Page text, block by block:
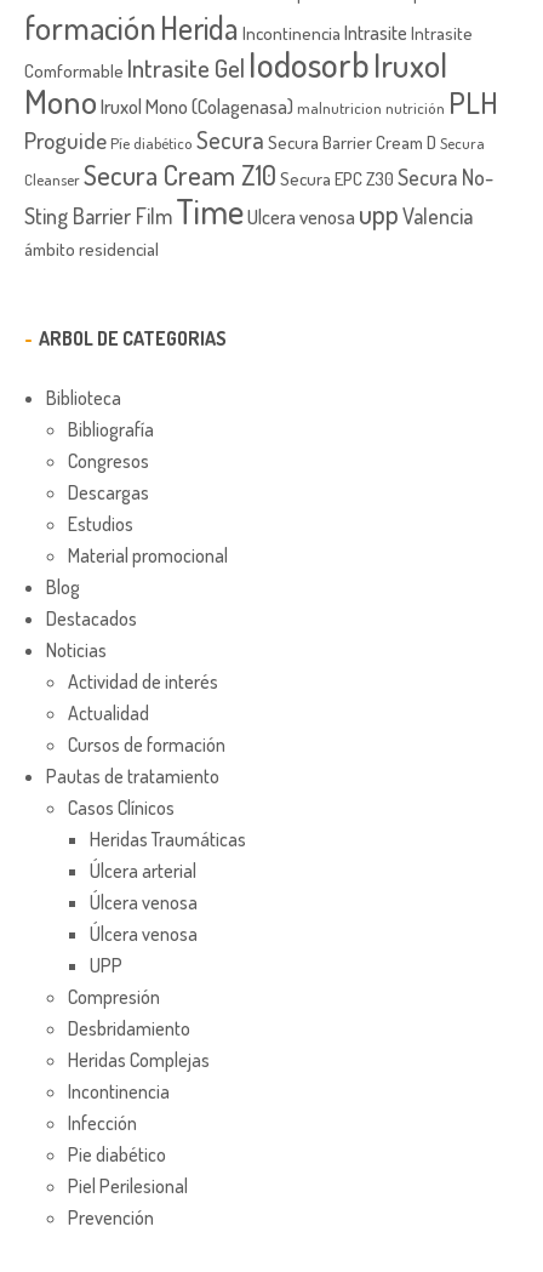
formaciónHerida Incontinencia Intrasite Intrasite
Comformable Intrasite Gel IodosorbIruxol
MonoIruxol Mono (Colagenasa) malnutricion nutrición PLH
Proguide Píe diabético Secura Secura Barrier Cream D Secura
CleanserSecura Cream Z10 Secura EPC Z30 Secura No-
Sting Barrier FilmTimeUlcera venosa uppValencia
ámbito residencial
ARBOL DE CATEGORIAS
Biblioteca
Bibliografía
Congresos
Descargas
Estudios
Material promocional
Blog
Destacados
Noticias
Actividad de interés
Actualidad
Cursos de formación
Pautas de tratamiento
Casos Clínicos
Heridas Traumáticas
Úlcera arterial
Úlcera venosa
Úlcera venosa
UPP
Compresión
Desbridamiento
Heridas Complejas
Incontinencia
Infección
Pie diabético
Piel Perilesional
Prevención